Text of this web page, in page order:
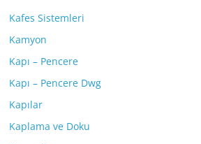
Kafes Sistemleri
Kamyon
Kapı – Pencere
Kapı – Pencere Dwg
Kapılar
Kaplama ve Doku